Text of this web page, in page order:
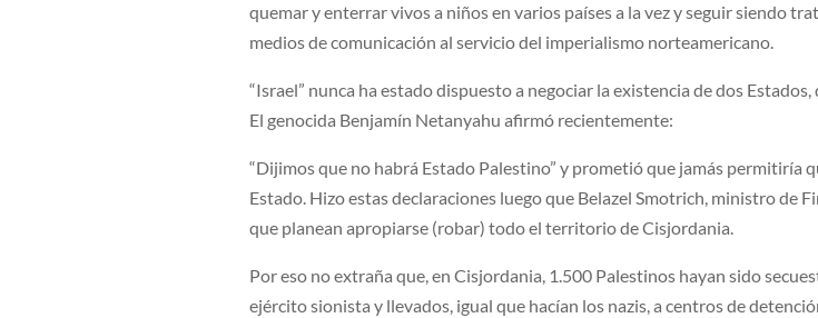
quemar y enterrar vivos a niños en varios países a la vez y seguir siendo
medios de comunicación al servicio del imperialismo norteamericano.
“Israel” nunca ha estado dispuesto a negociar la existencia de dos
El genocida Benjamín Netanyahu afirmó recientemente:
“Dijimos que no habrá Estado Palestino” y prometió que jamás permitiría
Estado. Hizo estas declaraciones luego que Belazel Smotrich, ministro de
que planean apropiarse (robar) todo el territorio de Cisjordania.
Por eso no extraña que, en Cisjordania, 1.500 Palestinos hayan sido
ejército sionista y llevados, igual que hacían los nazis, a centros de